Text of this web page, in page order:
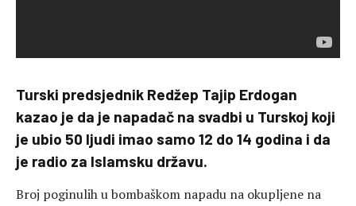
Turski predsjednik Redžep Tajip Erdogan
kazao je da je napadač na svadbi u Turskoj koji
je ubio 50 ljudi imao samo 12 do 14 godina i da
je radio za Islamsku državu.
Broj poginulih u bombaškom napadu na okupljene na